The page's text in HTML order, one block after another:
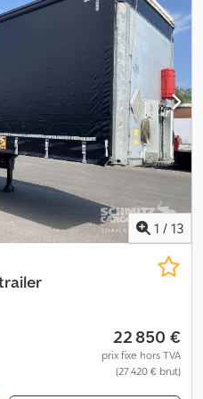
7 700 mm
, Année de
, Poids à vide : 6 361 kg, poids
DIN EN 12642 (code XL),
(L x l x H) : 13 620 mm x
: 385/65 R22,5, volume de la
1 : , essieu 2 : , essieu 3 : ,
du châssis, système de
pour roue de secours (2 x),
maritime, châssis boulonné,
et 2 connecteurs à
toit relevable (manuel).
1 / 13
22 850 €
prix fixe hors TVA
(27 420 € brut)